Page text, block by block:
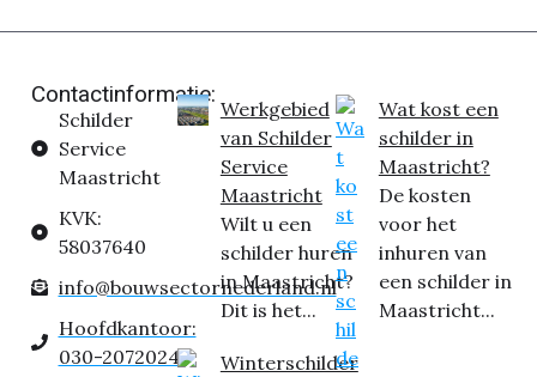
Contactinformatie:
Schilder
Service
Maastricht
KVK:
58037640
info@bouwsectornederland.nl
Hoofdkantoor:
030-2072024
Werkgebied
van Schilder
Service
Maastricht
Wilt u een
schilder huren
in Maastricht?
Dit is het...
Winterschilder
Wat kost een
schilder in
Maastricht?
De kosten
voor het
inhuren van
een schilder in
Maastricht...